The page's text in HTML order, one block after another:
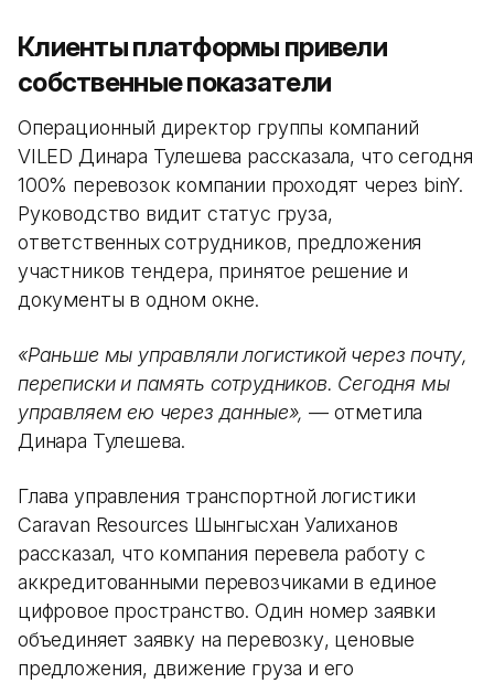
Клиенты платформы привели
собственные показатели
Операционный директор группы компаний
VILED Динара Тулешева рассказала, что сегодня
100% перевозок компании проходят через binY.
Руководство видит статус груза,
ответственных сотрудников, предложения
участников тендера, принятое решение и
документы в одном окне.
«Раньше мы управляли логистикой через почту,
переписки и память сотрудников. Сегодня мы
управляем ею через данные», — отметила
Динара Тулешева.
Глава управления транспортной логистики
Caravan Resources Шынгысхан Уалиханов
рассказал, что компания перевела работу с
аккредитованными перевозчиками в единое
цифровое пространство. Один номер заявки
объединяет заявку на перевозку, ценовые
предложения, движение груза и его